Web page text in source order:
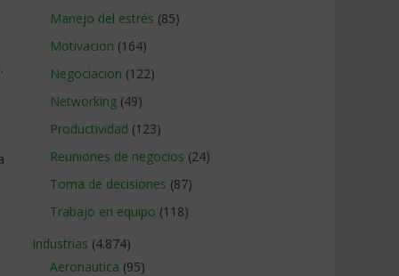
Manejo del estrés (85)
Motivacion (164)
Negociacion (122)
Networking (49)
Productividad (123)
Reuniones de negocios (24)
Toma de decisiones (87)
Trabajo en equipo (118)
Industrias (4.874)
Aeronautica (95)